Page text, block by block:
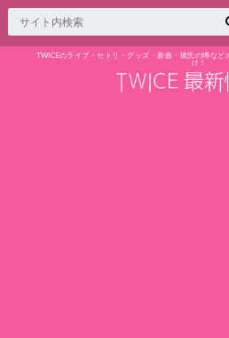
TWICEのライブ・セトリ・グッズ・新曲・彼氏の噂な
け！